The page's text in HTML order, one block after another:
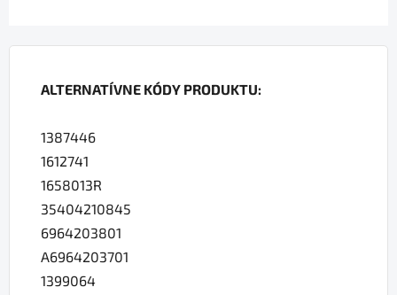
ALTERNATÍVNE KÓDY PRODUKTU:
1387446
1612741
1658013R
35404210845
6964203801
A6964203701
1399064